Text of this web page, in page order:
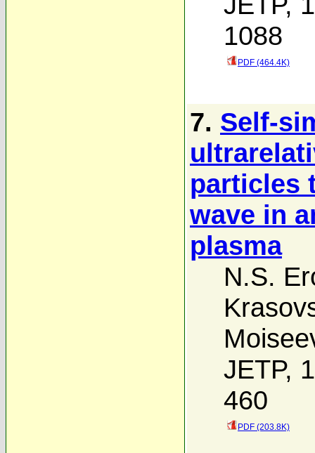
1088
PDF (464.4K)
7. Self-
particles
wave in
plasma
N.S.
JETP,
460
PDF (203.8K)